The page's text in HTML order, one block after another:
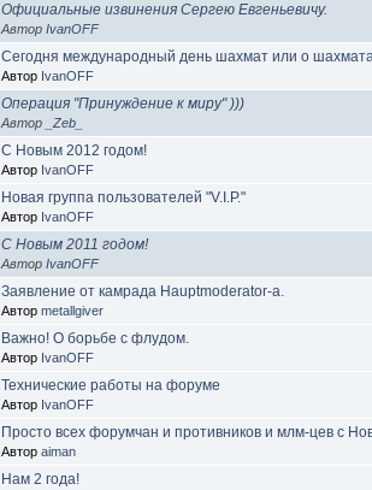
Официальные извинения Сергею Евгеньевичу.
Автор IvanOFF
Сегодня международный день шахмат или о
Автор IvanOFF
Операция "Принуждение к миру" )))
Автор _Zeb_
С Новым 2012 годом!
Автор IvanOFF
Новая группа пользователей "V.I.P."
Автор IvanOFF
С Новым 2011 годом!
Автор IvanOFF
Заявление от камрада Hauptmoderator-а.
Автор metallgiver
Важно! О борьбе с флудом.
Автор IvanOFF
Технические работы на форуме
Автор IvanOFF
Просто всех форумчан и противников и млм-цев с
Автор aiman
Нам 2 года!